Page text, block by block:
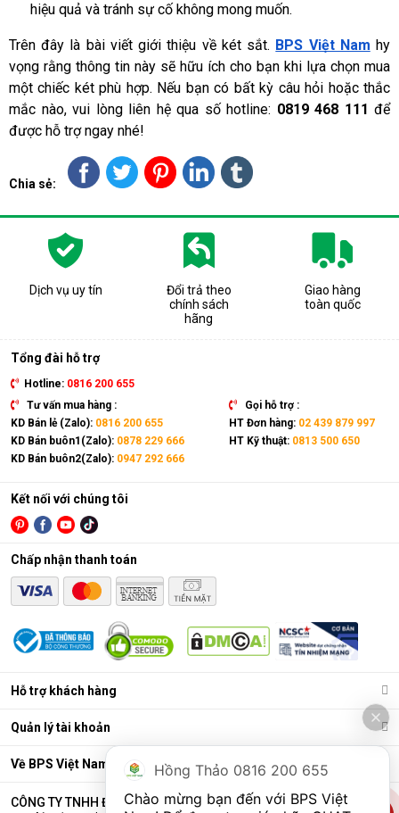
hiệu quả và tránh sự cố không mong muốn.
Trên đây là bài viết giới thiệu về két sắt. BPS Việt Nam hy
vọng rằng thông tin này sẽ hữu ích cho bạn khi lựa chọn mua
một chiếc két phù hợp. Nếu bạn có bất kỳ câu hỏi hoặc thắc
mắc nào, vui lòng liên hệ qua số hotline: 0819 468 111 để
được hỗ trợ ngay nhé!
Chia sẻ:
Dịch vụ uy tín
Đổi trả theo
chính sách
hãng
Giao hàng
toàn quốc
Tổng đài hỗ trợ
Hotline: 0816 200 655
Tư vấn mua hàng :
KD Bán lẻ (Zalo): 0816 200 655
KD Bán buôn1(Zalo): 0878 229 666
KD Bán buôn2(Zalo): 0947 292 666
Gọi hỗ trợ :
HT Đơn hàng: 02 439 879 997
HT Kỹ thuật: 0813 500 650
Hỗ trợ khách hàng
Quản lý tài khoản
Về BPS Việt Nam
Kết nối với chúng tôi
Chấp nhận thanh toán
CÔNG TY TNHH ĐẦU TƯ VÀ THƯƠNG MẠI BPS VIỆT NAM
Hồng Thảo 0816 200 655
Chào mừng bạn đến với BPS Việt